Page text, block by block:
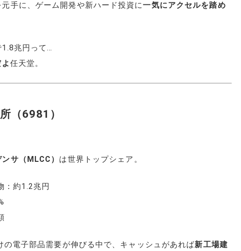
手に、ゲーム開発や新ハード投資に一気にアクセルを踏め
兆円って…
任天堂。
（6981）
サ（MLCC） は世界トップシェア。
：約1.2兆円
の電子部品需要が伸びる中で、キャッシュがあれば新工場建